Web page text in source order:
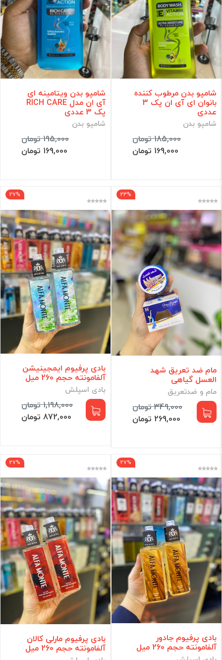
شامپو بدن مرطوب کننده
بانوان ای آی ان پک 3
عددی
شامپو بدن
185,000 تومان
169,000 تومان
شامپو بدن ویتامینه ای
آی ان مدل RICH CARE
پک 3 عددی
شامپو بدن
195,000 تومان
169,000 تومان
23%
مام ضد تعریق شهد
العسل گیاهی
مام و ضدتعریق
349,000 تومان
269,000 تومان
27%
بادی پرفیوم ایمجینیشن
آلفامونته حجم 260 میل
بادی اسپلش
1,198,000 تومان
872,000 تومان
27%
بادی پرفیوم جادور
آلفامونته حجم 260 میل
27%
بادی پرفیوم مارلی کالان
آلفامونته حجم 260 میل